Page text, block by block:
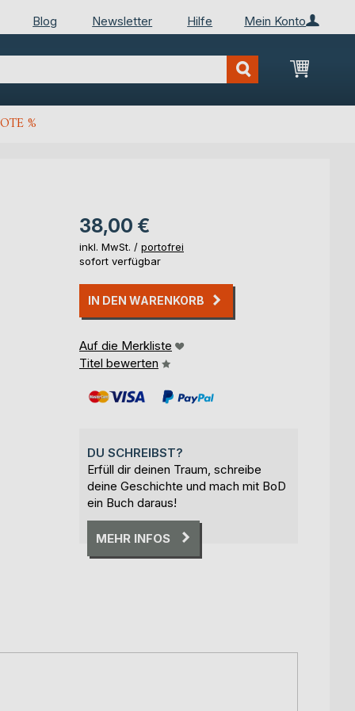
Mein Konto
Blog Newsletter Hilfe
Mein
%
38,00 €
inkl. MwSt. / portofrei
sofort verfügbar
IN DEN WARENKORB
Auf die Merkliste
Titel bewerten
DU SCHREIBST?
Erfüll dir deinen Traum, schreibe
deine Geschichte und mach mit BoD
ein Buch daraus!
MEHR INFOS